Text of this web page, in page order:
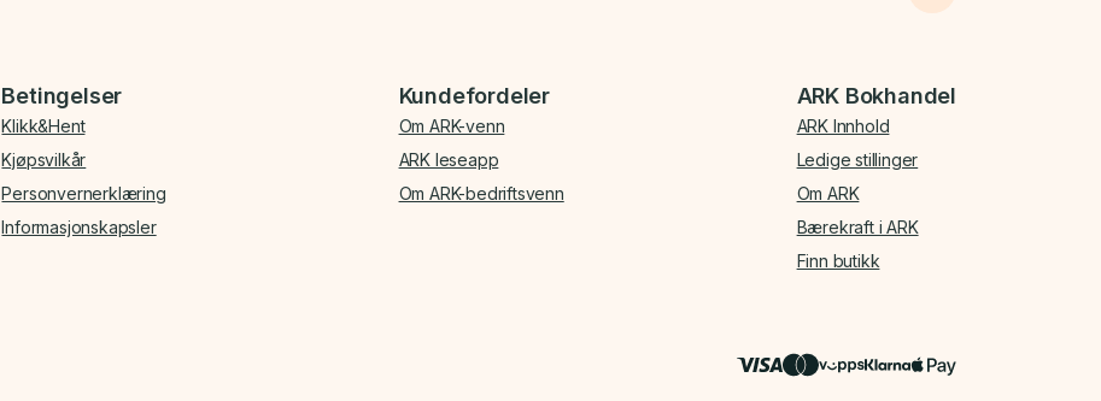
Betingelser
Klikk&Hent
Kjøpsvilkår
Personvernerklæring
Informasjonskapsler
Kundefordeler
Om ARK-venn
ARK leseapp
Om ARK-bedriftsvenn
ARK Bokhandel
ARK Innhold
Ledige stillinger
Om ARK
Bærekraft i ARK
Finn butikk